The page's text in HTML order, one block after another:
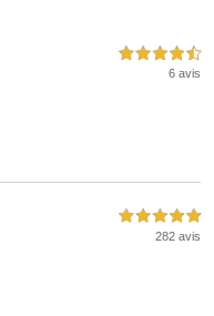
4,5 étoiles sur 5
6 avis
5,0 étoiles sur 5
282 avis